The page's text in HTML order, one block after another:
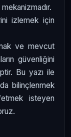
izlemek için
ve mevcut
güvenliğini
Bu yazı ile
bilinçlenmek
isteyen